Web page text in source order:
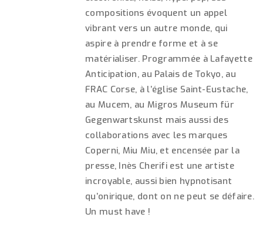
compositions évoquent un appel
vibrant vers un autre monde, qui
aspire à prendre forme et à se
matérialiser. Programmée à Lafayette
Anticipation, au Palais de Tokyo, au
FRAC Corse, à l’église Saint-Eustache,
au Mucem, au Migros Museum für
Gegenwartskunst mais aussi des
collaborations avec les marques
Coperni, Miu Miu, et encensée par la
presse, Inès Cherifi est une artiste
incroyable, aussi bien hypnotisant
qu’onirique, dont on ne peut se défaire.
Un must have !